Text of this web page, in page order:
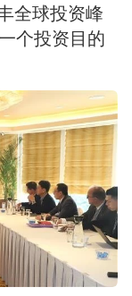
全球投资峰
个投资目的